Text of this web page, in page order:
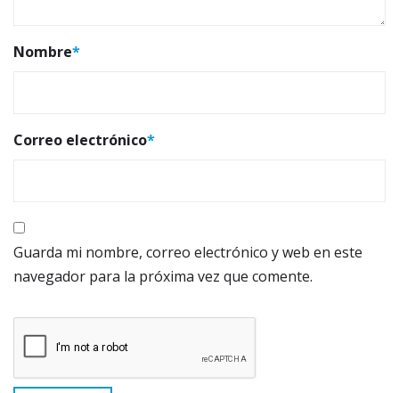
Nombre*
Correo electrónico*
Guarda mi nombre, correo electrónico y web en este
navegador para la próxima vez que comente.